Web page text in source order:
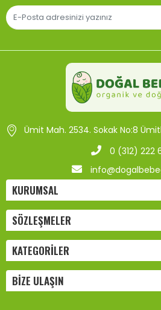
Ümit Mah. 2534. Sokak No:8
0 (312) 222
KURUMSAL
SÖZLEŞMELER
KATEGORILER
BIZE ULAŞIN